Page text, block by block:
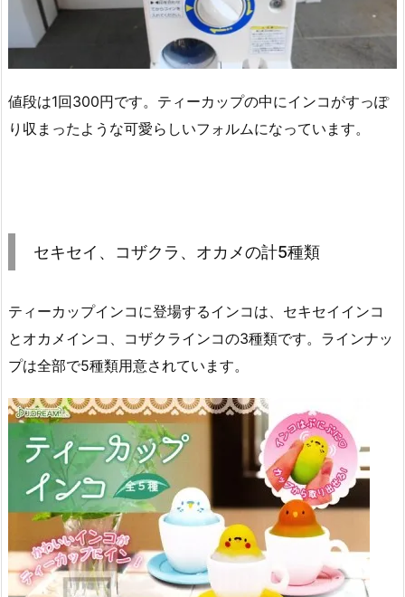
値段は1回300円です。ティーカップの中にインコがすっぽ
り収まったような可愛らしいフォルムになっています。
セキセイ、コザクラ、オカメの計5種類
ティーカップインコに登場するインコは、セキセイインコ
とオカメインコ、コザクラインコの3種類です。ラインナッ
プは全部で5種類用意されています。